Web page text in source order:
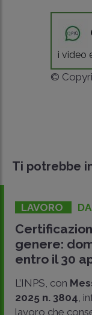
i video
©
Ti potrebbe
LAVORO
genere:
entro il 30
L’INPS, con
2025 n. 3804 ,
lavoro che